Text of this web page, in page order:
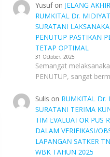
Yusufon JELANG
RUMKITAL Dr.
SURATANI
PENUTUP PASTIKAN
TETAP OPTIMAL
31 October, 2025
Semangat
PENUTUP, sangat
Sulis on RUMKITAL Dr.
SURATANI TERIMA
TIM EVALUATOR PUS
DALAM VERIFIKASI/
LAPANGAN SATKER
WBK TAHUN 2025